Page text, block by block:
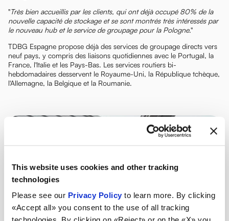
This website uses cookies and other tracking
technologies
Please see our Privacy Policy to learn more. By clicking
«Accept all» you consent to the use of all tracking
"Très bien accueillis par les clients, qui ont déjà occupé 80% de la
nouvelle capacité de stockage et se sont montrés très intéressés par
le nouveau hub et le service de groupage pour la Pologne."
TDBG Espagne propose déjà des services de groupage directs vers
neuf pays, y compris des liaisons quotidiennes avec le Portugal, la
France, l'Italie et les Pays-Bas. Les services routiers bi-
hebdomadaires desservent le Royaume-Uni, la République tchèque,
l'Allemagne, la Belgique et la Roumanie.